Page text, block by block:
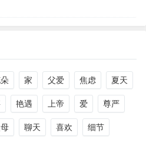
家 父爱 焦虑 夏天
艳遇 上帝 爱 尊严
聊天 喜欢 细节